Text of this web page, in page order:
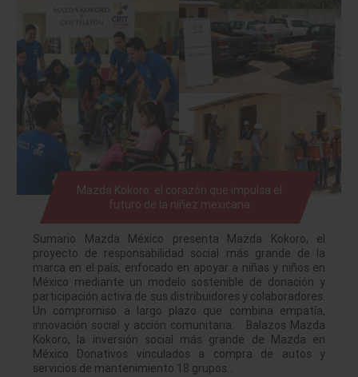
Mazda Kokoro: el corazón que impulsa el
futuro de la niñez mexicana
Sumario Mazda México presenta Mazda Kokoro, el
proyecto de responsabilidad social más grande de la
marca en el país, enfocado en apoyar a niñas y niños en
México mediante un modelo sostenible de donación y
participación activa de sus distribuidores y colaboradores.
Un compromiso a largo plazo que combina empatía,
innovación social y acción comunitaria. Balazos Mazda
Kokoro, la inversión social más grande de Mazda en
México Donativos vinculados a compra de autos y
servicios de mantenimiento 18 grupos…